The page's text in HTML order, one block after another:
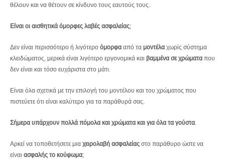
θέλουν και να θέτουν σε κίνδυνο τους εαυτούς τους.
Είναι οι αισθητικά όμορφες λαβές ασφαλείας;
Δεν είναι περισσότερο ή λιγότερο όμορφα από τα μοντέλα χωρίς σύστημα
κλειδώματος, μερικά είναι λιγότερο εργονομικά και βαμμένα σε χρώματα που
δεν είναι και τόσο ευχάριστα στο μάτι.
Είναι όλα σχετικά με την επιλογή του μοντέλου και του χρώματος που
πιστεύετε ότι είναι καλύτερο για τα παράθυρά σας.
Σήμερα υπάρχουν πολλά πόμολα και χρώματα και για όλα τα γούστα
Αρκεί να τοποθετήσετε μια χειρολαβή ασφαλείας στο παράθυρο ώστε να
είναι ασφαλής το κούφωμα;